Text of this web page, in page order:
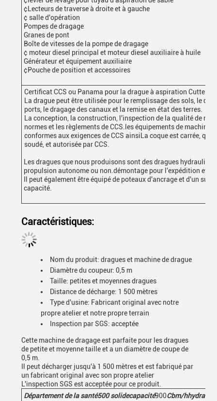
¢Lecteurs de traverse à droite et à gauche
¢ salle d'opération
Pompes de dragage
Granes de pont
Boîte de vitesses de la pompe de dragage
¢ moteur diesel principal et moteur diesel auxiliaire à huile
Générateur et équipement auxiliaire
¢Pouche de position et accessoires
Certificat CCS ou Panama pour la drague à aspiration Cutter
La drague peut être utilisée pour le remplissage des sols, le
ports, le dragage des canaux et la remise en état des terres.
La conception, la construction, l'inspection de la qualité de
normes et les règlements de CCS.les équipements de
conformes aux exigences de CCS ainsiLa coque est carrée,
soudé, et autorisée par CCS.
Les dragues que nous produisons sont des dragues
propulsion autonome ou non.démontage pour l'expédition et
Il peut également être équipé de poteaux d'ancrage et d'un
capacité.
Caractéristiques:
Nom du produit: dragues et machine de drague
Diamètre du coupeur: 0,5 m
Taille: petites et moyennes dragues
Distance de décharge: 1 500 mètres
Type d'usine: Fabricant original avec notre
propre atelier et notre propre terrain
Inspection par SGS: acceptée
Cette machine de dragage est parfaite pour les dragues
de petite et moyenne taille et a un diamètre de coupe de
0,5 m.
Il peut décharger jusqu'à 1 500 mètres et est fabriqué par
un fabricant original avec son propre atelier
L'inspection SGS est acceptée pour ce produit.
Département de la santé500 solidecapacité900Cbm/h